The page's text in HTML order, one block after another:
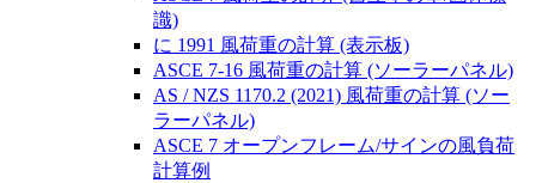
識)
に 1991 風荷重の計算 (表示板)
ASCE 7-16 風荷重の計算 (ソーラーパネル)
AS / NZS 1170.2 (2021) 風荷重の計算 (ソー
ラーパネル)
ASCE 7 オープンフレーム/サインの風負荷
計算例